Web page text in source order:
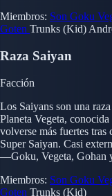
Miembros: Son Goku
Goten Trunks (Kid)
Raza Saiyan
Facción
Los Saiyans son una
Planeta Vegeta,
volverse más fuertes tras
Super Saiyan. Casi
—Goku, Vegeta, Gohan
Miembros: Son Goku
Goten Trunks (Kid)